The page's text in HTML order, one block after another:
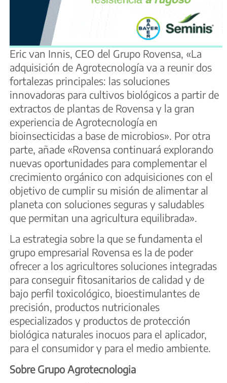
Eric van Innis, CEO del Grupo Rovensa, «La
adquisición de Agrotecnología va a reunir dos
fortalezas principales: las soluciones
innovadoras para cultivos biológicos a partir de
extractos de plantas de Rovensa y la gran
experiencia de Agrotecnología en
bioinsecticidas a base de microbios». Por otra
parte, añade «Rovensa continuará explorando
nuevas oportunidades para complementar el
crecimiento orgánico con adquisiciones con el
objetivo de cumplir su misión de alimentar al
planeta con soluciones seguras y saludables
que permitan una agricultura equilibrada».
La estrategia sobre la que se fundamenta el
grupo empresarial Rovensa es la de poder
ofrecer a los agricultores soluciones integradas
para conseguir fitosanitarios de calidad y de
bajo perfil toxicológico, bioestimulantes de
precisión, productos nutricionales
especializados y productos de protección
biológica naturales inocuos para el aplicador,
para el consumidor y para el medio ambiente.
Sobre Grupo Agrotecnologia